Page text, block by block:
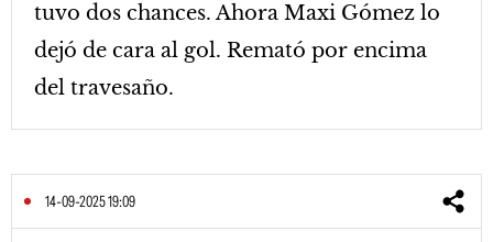
tuvo dos chances. Ahora Maxi Gómez lo
dejó de cara al gol. Remató por encima
del travesaño.
14-09-2025 19:09